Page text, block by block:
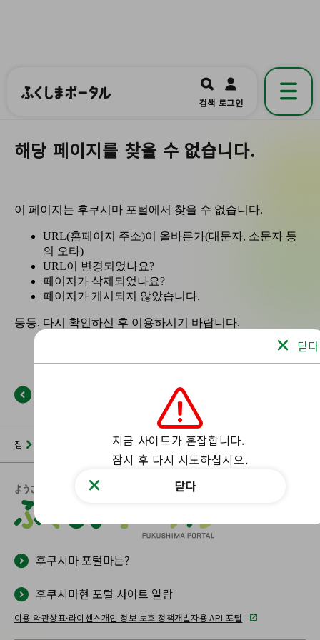
福島県公式の地域情報ポータルアプリ
開く
검색 로그인
해당 페이지를 찾을 수 없습니다.
집 후쿠시마 포털 해당 페이지를 찾을 수 없습니다.
후쿠시마 포털마는?
후쿠시마현 포털 사이트 일람
이용 약관상표·라이센스개인 정보 보호 정책개발자용 API 포털
닫다
지금 사이트가 혼잡합니다.
잠시 후 다시 시도하십시오.
닫다